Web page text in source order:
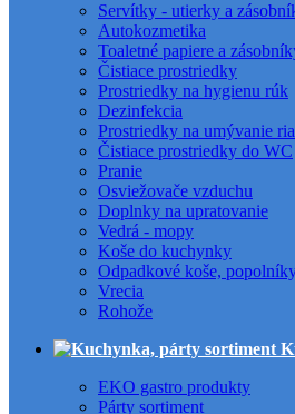
Servítky - utierky a
Autokozmetika
Toaletné papiere a
Čistiace prostriedky
Prostriedky na hygienu rúk
Dezinfekcia
Prostriedky na umývanie
Čistiace prostriedky do WC
Pranie
Osviežovače vzduchu
Doplnky na upratovanie
Vedrá - mopy
Koše do kuchynky
Odpadkové koše,
Vrecia
Rohože
EKO gastro produkty
Párty sortiment